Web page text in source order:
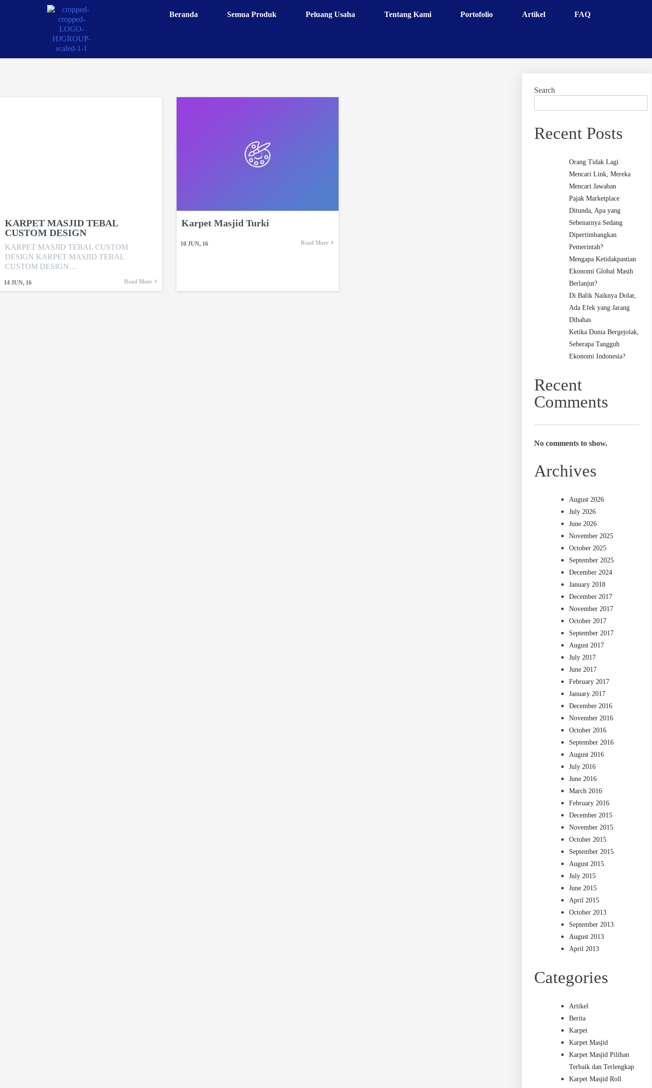
Beranda Semua Produk Peluang Usaha Tentang Kami Portofolio Artikel FAQ
KARPET MASJID TEBAL
CUSTOM DESIGN
14 JUN, 16
KARPET MASJID TEBAL CUSTOM
DESIGN KARPET MASJID TEBAL
CUSTOM DESIGN…
Read More
Karpet Masjid Turki
10 JUN, 16 Read More
Search
Recent Posts
Orang Tidak Lagi
Mencari Link, Mereka
Mencari Jawaban
Pajak Marketplace
Ditunda, Apa yang
Sebenarnya Sedang
Dipertimbangkan
Pemerintah?
Mengapa Ketidakpastian
Ekonomi Global Masih
Berlanjut?
Di Balik Naiknya Dolar,
Ada Efek yang Jarang
Dibahas
Ketika Dunia Bergejolak,
Seberapa Tangguh
Ekonomi Indonesia?
Recent
Comments
No comments to show.
Archives
August 2026
July 2026
June 2026
November 2025
October 2025
September 2025
December 2024
January 2018
December 2017
November 2017
October 2017
September 2017
August 2017
July 2017
June 2017
February 2017
January 2017
December 2016
November 2016
October 2016
September 2016
August 2016
July 2016
June 2016
March 2016
February 2016
December 2015
November 2015
October 2015
September 2015
August 2015
July 2015
June 2015
April 2015
October 2013
September 2013
August 2013
April 2013
Categories
Artikel
Berita
Karpet
Karpet Masjid
Karpet Masjid Pilihan
Terbaik dan Terlengkap
Karpet Masjid Roll